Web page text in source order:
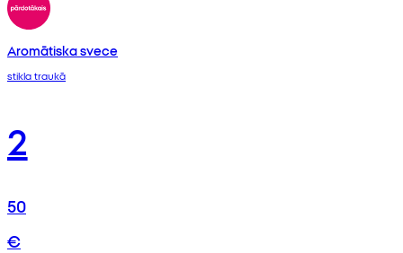
Aromātiska svece
stikla traukā
2
50
€